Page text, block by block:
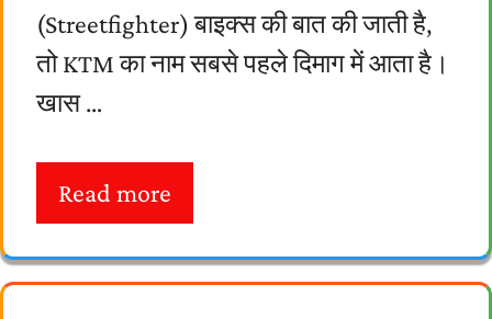
(Streetfighter) बाइक्स की बात की जाती है,
तो KTM का नाम सबसे पहले दिमाग में आता है।
खास …
Read more